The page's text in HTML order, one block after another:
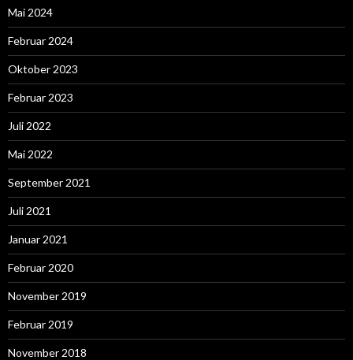
Mai 2024
Februar 2024
Oktober 2023
Februar 2023
Juli 2022
Mai 2022
September 2021
Juli 2021
Januar 2021
Februar 2020
November 2019
Februar 2019
November 2018